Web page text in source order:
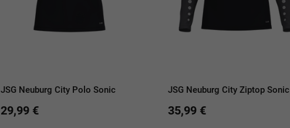
JSG Neuburg City Polo Sonic
29,99 €
JSG Neuburg City Ziptop Sonic
35,99 €